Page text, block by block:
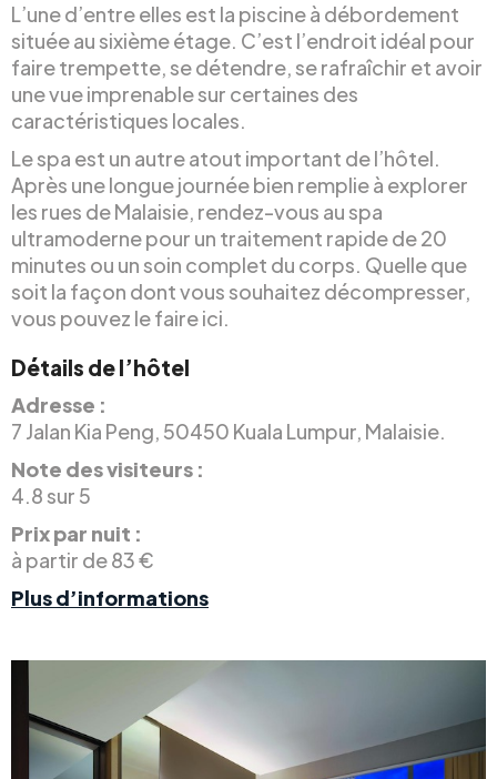
L’une d’entre elles est la piscine à débordement
située au sixième étage. C’est l’endroit idéal pour
faire trempette, se détendre, se rafraîchir et avoir
une vue imprenable sur certaines des
caractéristiques locales.
Le spa est un autre atout important de l’hôtel.
Après une longue journée bien remplie à explorer
les rues de Malaisie, rendez-vous au spa
ultramoderne pour un traitement rapide de 20
minutes ou un soin complet du corps. Quelle que
soit la façon dont vous souhaitez décompresser,
vous pouvez le faire ici.
Détails de l’hôtel
Adresse :
7 Jalan Kia Peng, 50450 Kuala Lumpur, Malaisie.
Note des visiteurs :
4.8 sur 5
Prix par nuit :
à partir de 83 €
Plus d’informations